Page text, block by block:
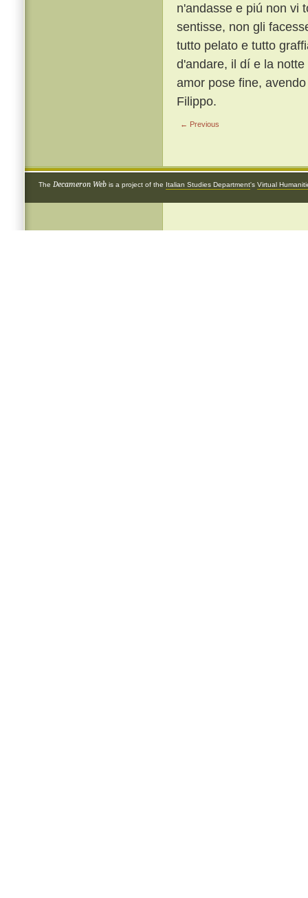
n'andasse e piú non vi
sentisse, non gli
tutto pelato e tutto
d'andare, il dí e la
amor pose fine,
Filippo.
← Previous
The Decameron Web is a project of the Italian Studies Department's Virtual